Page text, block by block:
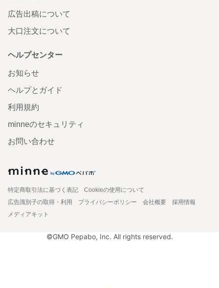
広告出稿について
大口注文について
ヘルプセンター
お知らせ
ヘルプとガイド
利用規約
minneのセキュリティ
お問い合わせ
特定商取引法に基づく表記
Cookieの使用について
広告識別子の取得・利用
プライバシーポリシー 会社概要
採用情報
メディアキット
©GMO Pepabo, Inc. All rights reserved.